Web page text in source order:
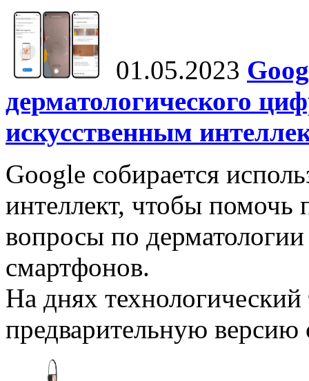
01.05.2023
дерматологического
искусственным
Google собирается
интеллект, чтобы помочь
вопросы по
смартфонов.
На днях технологический
предварительную версию